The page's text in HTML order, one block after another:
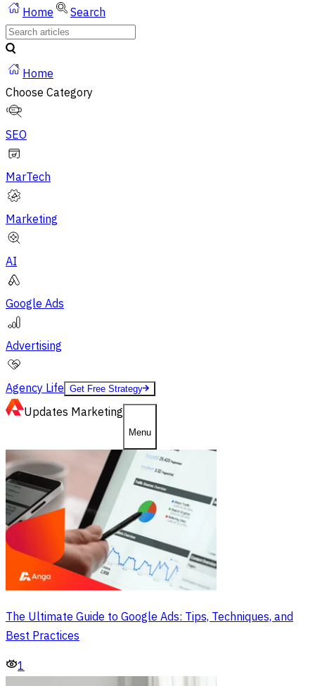
Home
Search
Home
Choose Category
SEO
MarTech
Marketing
AI
Google Ads
Advertising
Agency Life Get Free Strategy
Updates Marketing
Menu
The Ultimate Guide to Google Ads: Tips, Techniques, and
Best Practices
1